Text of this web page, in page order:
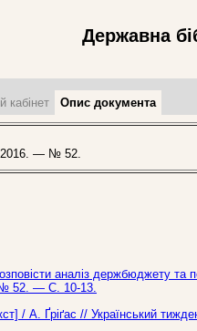
Державна
кабінет Опис документа
2016. — № 52.
аналіз держбюджету та
52. — С. 10-13.
/ А. Ґріґас // Український